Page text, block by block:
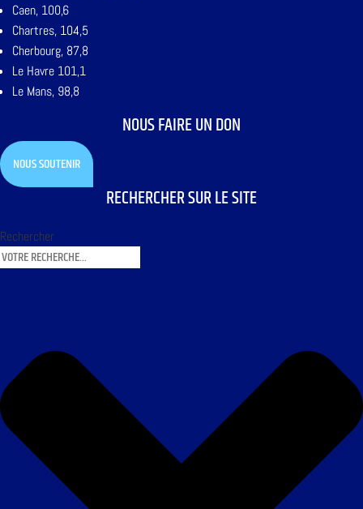
Caen, 100,6
Chartres, 104,5
Cherbourg, 87,8
Le Havre 101,1
Le Mans, 98,8
NOUS FAIRE UN DON
NOUS SOUTENIR
RECHERCHER SUR LE SITE
Rechercher